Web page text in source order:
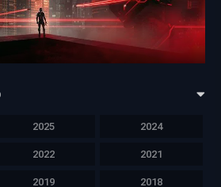
2025 2024
2022 2021
2019 2018